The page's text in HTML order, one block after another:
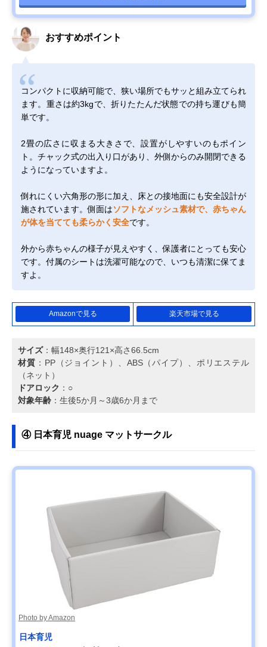
おすすめポイント
コンパクトに収納可能で、狭い場所でもサッと組み立てられ
ます。重さは約3kgで、折りたたんだ状態での持ち運びも簡
単です。
2畳の広さに収まる大きさで、設置がしやすいのもポイン
ト。チャック式の出入り口があり、外側からのみ開閉できる
ようになっていますよ。
倒れにくい六角形の形に加え、床との接地面にも安全設計が
施されています。側面はソフトなメッシュ素材で、赤ちゃん
が体を当てても柔らかく安全です。
外から赤ちゃんの様子が見えやすく、保護者にとっても安心
です。付属のシートは洗濯可能なので、いつも清潔に保てま
すよ。
Amazonで見る 楽天市場で見る
サイズ：幅148×奥行121×高さ66.5cm
材質 ：PP（ジョイント）、ABS（パイプ）、ポリエステル
（ネット）
ドアロック ：○
対象年齢 ：生後5か月～3歳6か月まで
④ 日本育児 nuage マットサークル
Photo by Amazon
日本育児